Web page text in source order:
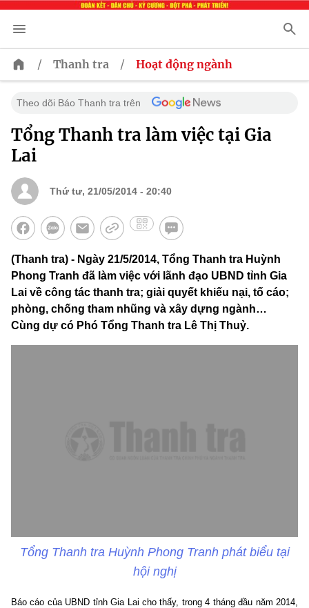
/ Thanh tra / Hoạt động ngành
Theo dõi Báo Thanh tra trên
Tổng Thanh tra làm việc tại Gia
Lai
Thứ tư, 21/05/2014 - 20:40
(Thanh tra) - Ngày 21/5/2014, Tổng Thanh tra Huỳnh
Phong Tranh đã làm việc với lãnh đạo UBND tỉnh Gia
Lai về công tác thanh tra; giải quyết khiếu nại, tố cáo;
phòng, chống tham nhũng và xây dựng ngành…
Cùng dự có Phó Tổng Thanh tra Lê Thị Thuỷ.
Tổng Thanh tra Huỳnh Phong Tranh phát biểu tại
hội nghị
Báo cáo của UBND tỉnh Gia Lai cho thấy, trong 4 tháng đầu năm 2014,